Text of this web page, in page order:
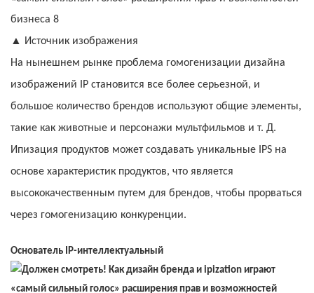
▲ Источник изображения
На нынешнем рынке проблема гомогенизации дизайна
изображений IP становится все более серьезной, и
большое количество брендов используют общие элементы,
такие как животные и персонажи мультфильмов и т. Д.
Ипизация продуктов может создавать уникальные IPS на
основе характеристик продуктов, что является
высококачественным путем для брендов, чтобы прорваться
через гомогенизацию конкуренции.
Основатель IP-интеллектуальный